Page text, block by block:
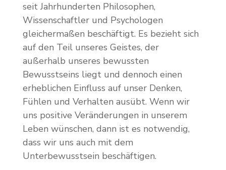
seit Jahrhunderten Philosophen,
Wissenschaftler und Psychologen
gleichermaßen beschäftigt. Es bezieht sich
auf den Teil unseres Geistes, der
außerhalb unseres bewussten
Bewusstseins liegt und dennoch einen
erheblichen Einfluss auf unser Denken,
Fühlen und Verhalten ausübt. Wenn wir
uns positive Veränderungen in unserem
Leben wünschen, dann ist es notwendig,
dass wir uns auch mit dem
Unterbewusstsein beschäftigen.